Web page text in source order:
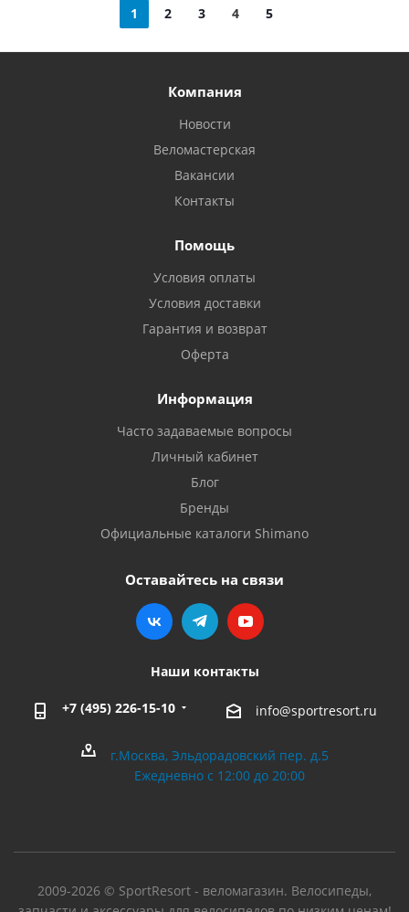
1 2 3 4 5
Компания
Новости
Веломастерская
Вакансии
Контакты
Помощь
Условия оплаты
Условия доставки
Гарантия и возврат
Оферта
Информация
Часто задаваемые вопросы
Личный кабинет
Блог
Бренды
Официальные каталоги Shimano
Оставайтесь на связи
Наши контакты
+7 (495) 226-15-10 info@sportresort.ru
г.Москва, Эльдорадовский пер. д.5
Ежедневно с 12:00 до 20:00
2009-2026 © SportResort - веломагазин. Велосипеды,